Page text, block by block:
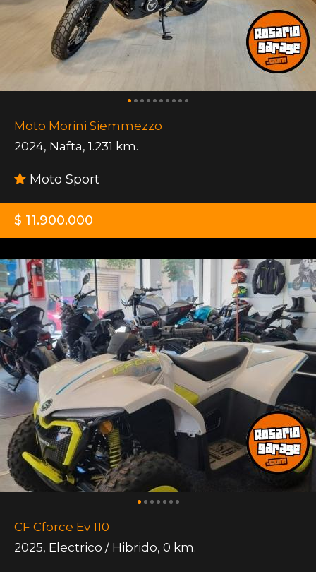
Moto Morini Siemmezzo
2024, Nafta, 1.231 km.
Moto Sport
$ 11.900.000
CF Cforce Ev 110
2025, Electrico / Hibrido, 0 km.